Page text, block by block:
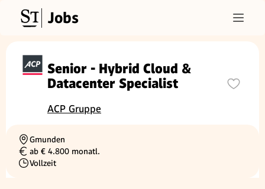
Jobs
Senior - Hybrid Cloud &
Datacenter Specialist
ACP Gruppe
Ortschaft
Gmunden
Gehalt
ab € 4.800 monatl.
Beschäftigungsart
Vollzeit